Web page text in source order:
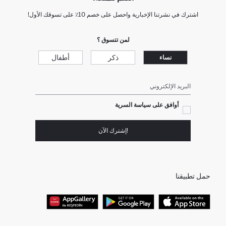
اشترك في نشرتنا الإخبارية واحصل على خصم 10٪ على تسوقك الأول!
لمن تتسوق ؟
نساء ذكر أطفال
البريد الإلكتروني
أوافق على سياسة السرية
!إشترك الآن
حمل تطبيقنا